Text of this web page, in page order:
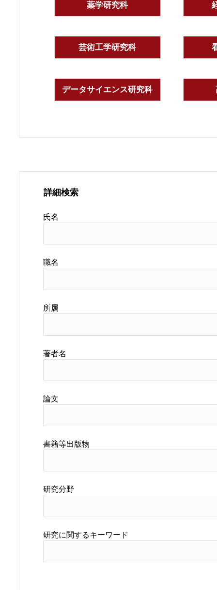
薬学研究科
芸術工学研究科
データサイエンス研究科
詳細検索
氏名
職名
所属
著者名
論文
書籍等出版物
研究分野
研究に関するキーワード